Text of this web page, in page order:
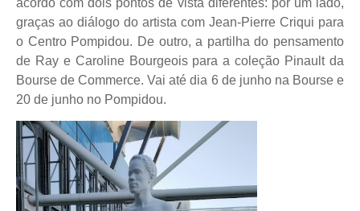
acordo com dois pontos de vista diferentes: por um lado,
graças ao diálogo do artista com Jean-Pierre Criqui para
o Centro Pompidou. De outro, a partilha do pensamento
de Ray e Caroline Bourgeois para a coleção Pinault da
Bourse de Commerce. Vai até dia 6 de junho na Bourse e
20 de junho no Pompidou.